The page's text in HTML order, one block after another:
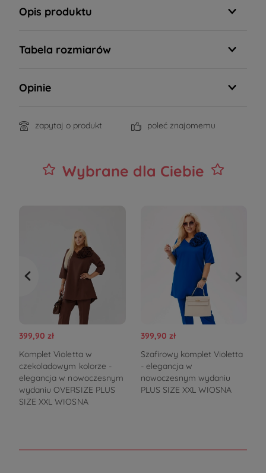
Opis produktu
Tabela rozmiarów
Opinie
zapytaj o produkt poleć znajomemu
Wybrane dla Ciebie
399,90 zł
Komplet Violetta w
czekoladowym kolorze -
elegancja w nowoczesnym
wydaniu OVERSIZE PLUS
SIZE XXL WIOSNA
399,90 zł
Szafirowy komplet Violetta
- elegancja w
nowoczesnym wydaniu
PLUS SIZE XXL WIOSNA